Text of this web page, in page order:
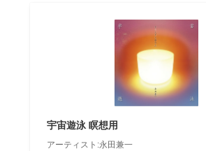
宇宙遊泳 瞑想用
アーティスト:永田兼一